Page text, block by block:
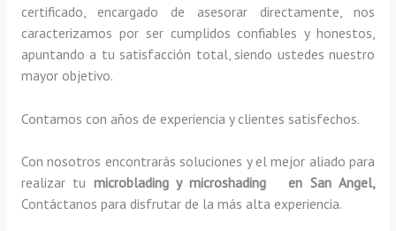
certificado, encargado de asesorar directamente, nos
caracterizamos por ser cumplidos confiables y honestos,
apuntando a tu satisfacción total, siendo ustedes nuestro
mayor objetivo.
Contamos con años de experiencia y clientes satisfechos.
Con nosotros encontrarás soluciones y el mejor aliado para
realizar tu microblading y microshading en San Angel,
Contáctanos para disfrutar de la más alta experiencia.